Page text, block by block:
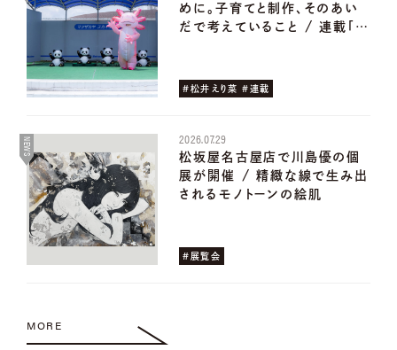
めに。子育てと制作、そのあい
だで考えていること / 連載「…
#松井えり菜 #連載
NEWS 2026.07.29
松坂屋名古屋店で川島優の個
展が開催 / 精緻な線で生み出
されるモノトーンの絵肌
#展覧会
MORE